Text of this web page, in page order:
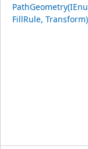
FillRule, Transform)